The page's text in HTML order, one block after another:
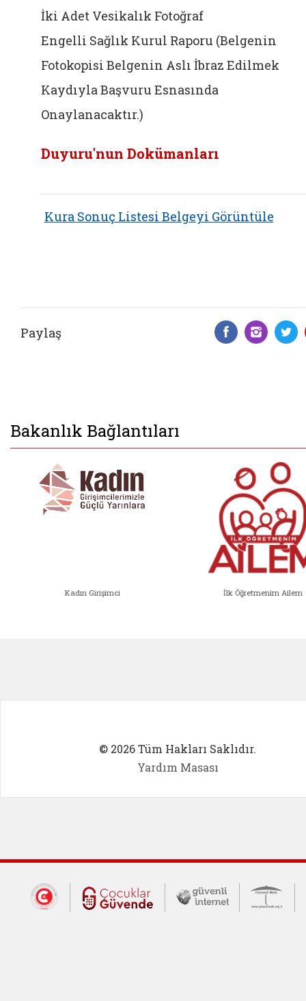
İki Adet Vesikalık Fotoğraf
Engelli Sağlık Kurul Raporu (Belgenin
Fotokopisi Belgenin Aslı İbraz Edilmek
Kaydıyla Başvuru Esnasında
Onaylanacaktır.)
Duyuru'nun Dokümanları
Kura Sonuç Listesi Belgeyi Görüntüle
Paylaş
Bakanlık Bağlantıları
Kadın Girişimci İlk Öğretmenim Ailem
© 2026 Tüm Hakları Saklıdır.
Yardım Masası
Dış Bağlantılar
Cumhurbaşkanlığı İletişim Merkezi
Çocuklar Güvende (yeni
Güvenli